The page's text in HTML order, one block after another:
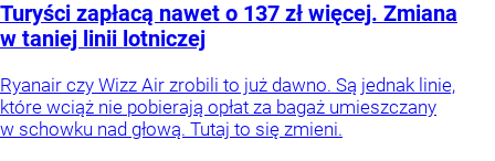
Turyści zapłacą nawet o 137 zł więcej. Zmiana
w taniej linii lotniczej
Ryanair czy Wizz Air zrobili to już dawno. Są jednak linie,
które wciąż nie pobierają opłat za bagaż umieszczany
w schowku nad głową. Tutaj to się zmieni.